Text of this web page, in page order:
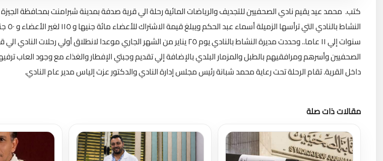
كتب. محمد عيد يقيم نادي الصحفيين للتجديف والرياضات المائية رحلة الي قرية صدفة بمدينة شبرامنت بمحافظة
سنوات إلي ١١ عاما..
وحددت مديرة النشاط بالنادي يوم ٢٥ يناير من الشهر الجاري موعدا لانطلاق أولي
الصحفيين وأسرهم ومرافقيهم بالطبل والمزمار البلدي بالإضافة إلي تقديم وجبتي الإفطار والغذاء مع وجود العاب
داخل القرية. تقام الرحلة تحت رعاية محمد شبانة رئيس مجلس إدارة النادي والدكتور عزت إلياس مدير عام النادي.
مقالات ذات صلة